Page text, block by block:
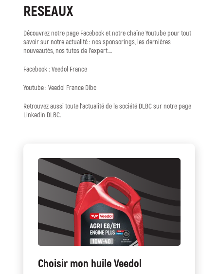
RESEAUX
Découvrez notre page Facebook et notre chaîne Youtube pour tout
savoir sur notre actualité : nos sponsorings, les dernières
nouveautés, nos tutos de l’expert….
Facebook : Veedol France
Youtube : Veedol France Dlbc
Retrouvez aussi toute l’actualité de la société DLBC sur notre page
Linkedin DLBC.
Choisir mon huile Veedol